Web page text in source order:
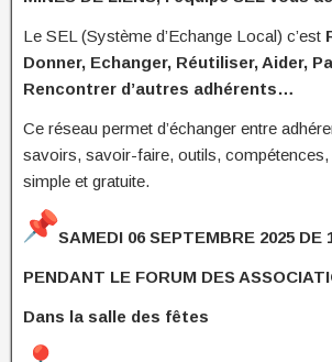
Le SEL (Système d’Echange Local) c’est
Donner, Echanger, Réutiliser, Aider,
Rencontrer d’autres adhérents…
Ce réseau permet d’échanger entre
savoirs, savoir-faire, outils,
simple et gratuite.
SAMEDI 06 SEPTEMBRE 2025 DE
PENDANT LE FORUM DES
Dans la salle des fêtes